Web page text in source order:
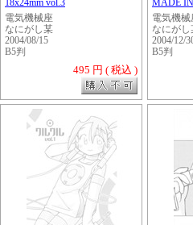
18x24mm vol.3
電気機械座
なにがし某
2004/08/15
B5判
495 円 ( 税込 )
MADE
電気機械
なにがし
2004/12/
B5判